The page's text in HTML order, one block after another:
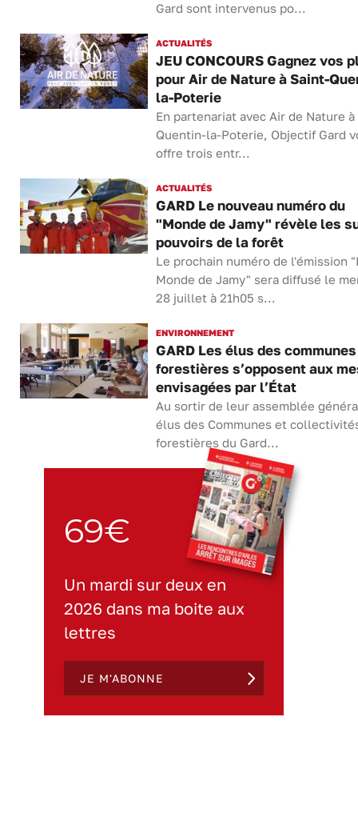
Gard sont intervenus po...
ACTUALITÉS
JEU CONCOURS Gagnez vos
pour Air de Nature à Saint-
la-Poterie
En partenariat avec Air de Nature
Quentin-la-Poterie, Objectif Gard
offre trois entr...
ACTUALITÉS
GARD Le nouveau numéro du
"Monde de Jamy" révèle les
pouvoirs de la forêt
Le prochain numéro de l'émission
Monde de Jamy" sera diffusé le
28 juillet à 21h05 s...
ENVIRONNEMENT
GARD Les élus des communes
forestières s’opposent aux
envisagées par l’État
Au sortir de leur assemblée
élus des Communes et
forestières du Gard...
69€
Un mardi sur deux en
2026 dans ma boite aux
lettres
JE M'ABONNE